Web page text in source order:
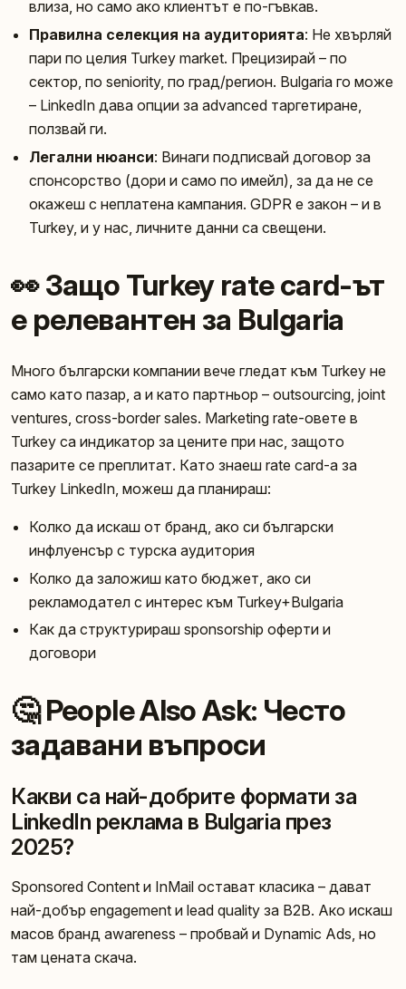
влиза, но само ако клиентът е по-гъвкав.
Правилна селекция на аудиторията: Не хвърляй
пари по целия Turkey market. Прецизирай – по
сектор, по seniority, по град/регион. Bulgaria го може
– LinkedIn дава опции за advanced таргетиране,
ползвай ги.
Легални нюанси: Винаги подписвай договор за
спонсорство (дори и само по имейл), за да не се
окажеш с неплатена кампания. GDPR е закон – и в
Turkey, и у нас, личните данни са свещени.
👀 Защо Turkey rate card-ът
е релевантен за Bulgaria
Много български компании вече гледат към Turkey не
само като пазар, а и като партньор – outsourcing, joint
ventures, cross-border sales. Marketing rate-овете в
Turkey са индикатор за цените при нас, защото
пазарите се преплитат. Като знаеш rate card-а за
Turkey LinkedIn, можеш да планираш:
Колко да искаш от бранд, ако си български
инфлуенсър с турска аудитория
Колко да заложиш като бюджет, ако си
рекламодател с интерес към Turkey+Bulgaria
Как да структурираш sponsorship оферти и
договори
🤔 People Also Ask: Често
задавани въпроси
Какви са най-добрите формати за
LinkedIn реклама в Bulgaria през
2025?
Sponsored Content и InMail остават класика – дават
най-добър engagement и lead quality за B2B. Ако искаш
масов бранд awareness – пробвай и Dynamic Ads, но
там цената скача.